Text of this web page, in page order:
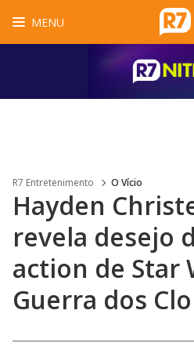
MENU
R7 Entretenimento O Vício
Hayden
revela desejo
action de Star
Guerra dos